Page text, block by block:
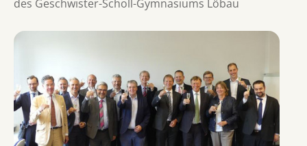
des Geschwister-Scholl-Gymnasiums Löbau